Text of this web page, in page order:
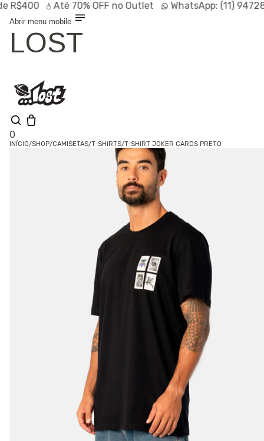
Até70% OFFno Outlet WhatsApp:(11) 94728-
Abrir menu mobile
LOST
0
INÍCIO/SHOP/CAMISETAS/T-SHIRTS/T-SHIRT JOKER CARDS PRETO